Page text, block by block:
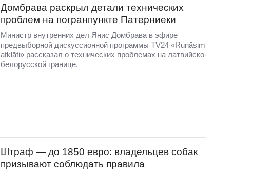
Домбравa раскрыл детали технических
проблем на погранпункте Патерниеки
Министр внутренних дел Янис Домбрава в эфире
предвыборной дискуссионной программы TV24 «Runāsim
atklāti» рассказал о технических проблемах на латвийско-
белорусской границе.
Штраф — до 1850 евро: владельцев собак
призывают соблюдать правила